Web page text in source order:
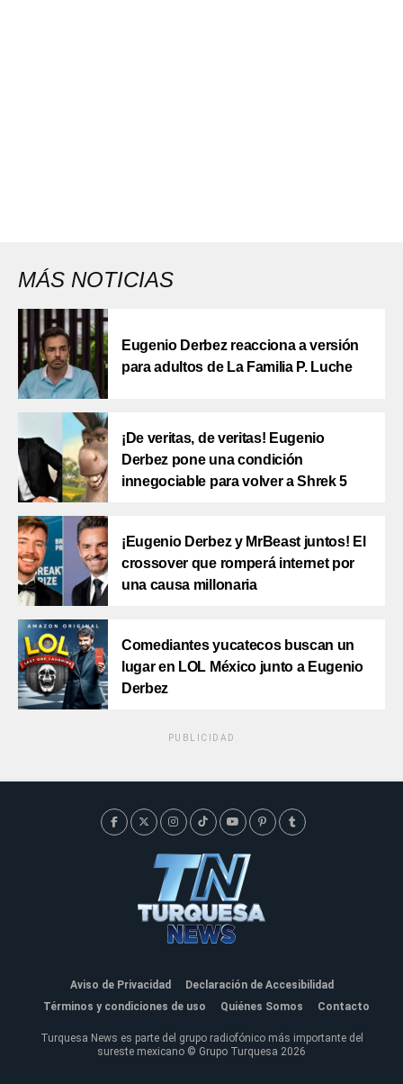
MÁS NOTICIAS
Eugenio Derbez reacciona a versión
para adultos de La Familia P. Luche
¡De veritas, de veritas! Eugenio
Derbez pone una condición
innegociable para volver a Shrek 5
¡Eugenio Derbez y MrBeast juntos! El
crossover que romperá internet por
una causa millonaria
Comediantes yucatecos buscan un
lugar en LOL México junto a Eugenio
Derbez
PUBLICIDAD
Aviso de Privacidad
Declaración de Accesibilidad
Términos y condiciones de uso
Quiénes Somos Contacto
Turquesa News es parte del grupo radiofónico más importante del
sureste mexicano © Grupo Turquesa 2026